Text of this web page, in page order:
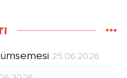
25.06.2026